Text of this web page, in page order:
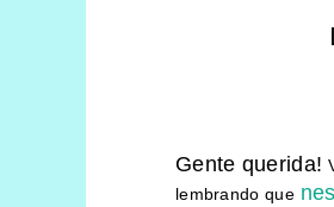
Gente querida!
lembrando que